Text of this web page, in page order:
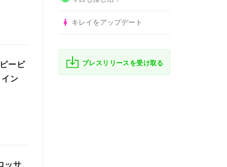
ービ
ン
ッサ
キレイをアップデート
プレスリリースを受け取る